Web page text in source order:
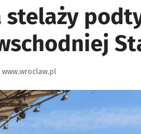
stelaży
www.wroclaw.pl